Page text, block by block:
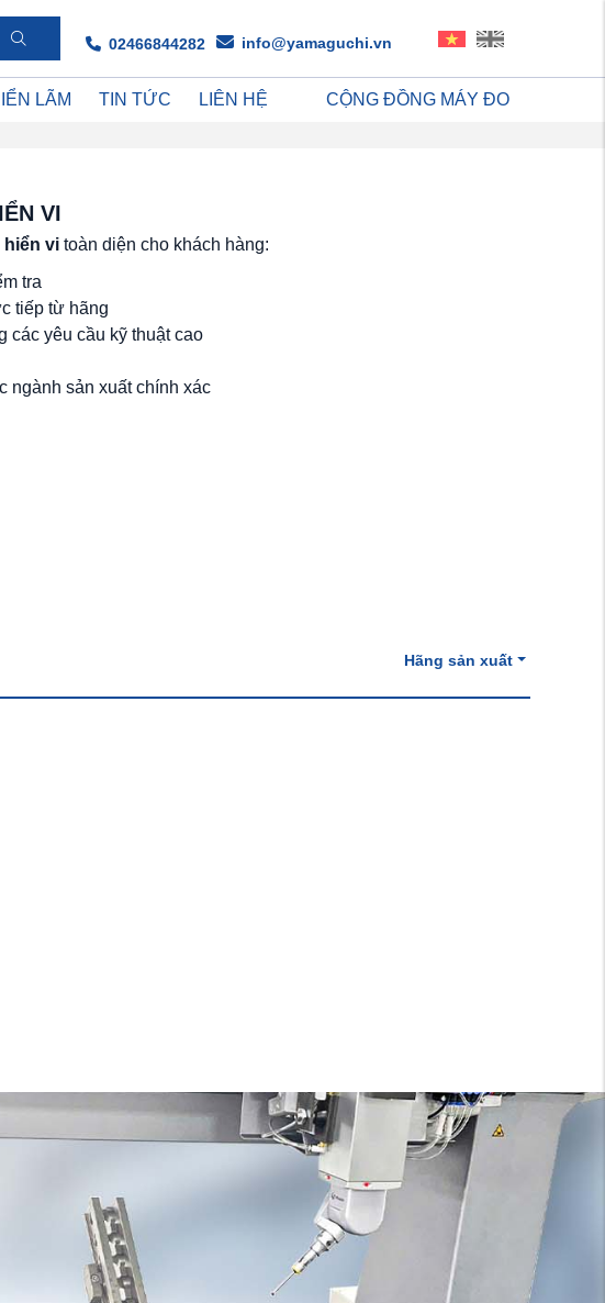
02466844282 info@yamaguchi.vn
LÃM TIN TỨC LIÊN HỆ CỘNG ĐỒNG MÁY ĐO
VI
vi toàn diện cho khách hàng:
tra
tiếp từ hãng
các yêu cầu kỹ thuật cao
ngành sản xuất chính xác
Hãng sản xuất